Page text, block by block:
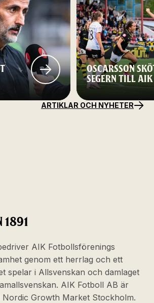
OSCARSSON
SEGERN TILL AIK
ARTIKLAR OCH NYHETER
1891
AIK Fotbollsförenings
genom ett herrlag och ett
spelar i Allsvenskan och damlaget
AIK Fotboll AB är
Growth Market Stockholm.